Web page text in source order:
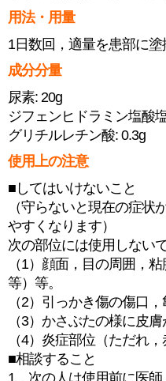
用法・用量
1日数回，適量を患部に塗
成分分量
尿素: 20g
ジフェンヒドラミン塩酸
グリチルレチン酸: 0.3g
使用上の注意
■してはいけないこと
（守らないと現在の症状
やすくなります）
次の部位には使用しない
（1）顔面，目の周囲，
等）等。
（2）引っかき傷の傷口
（3）かさぶたの様に皮
（4）炎症部位（ただれ
■相談すること
1．次の人は使用前に医